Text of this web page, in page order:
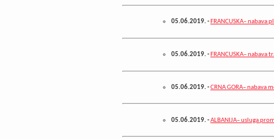
05.06.2019.- FRANCUSKA–
05.06.2019.- FRANCUSKA–
05.06.2019.-CRNA GORA– nabava
05.06.2019.-ALBANIJA– usluga